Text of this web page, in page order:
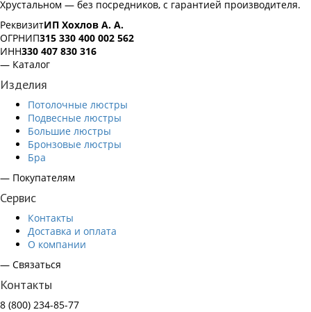
Хрустальном — без посредников, с гарантией производителя.
РеквизитИП Хохлов А. А.
ОГРНИП315 330 400 002 562
ИНН330 407 830 316
— Каталог
Изделия
Потолочные люстры
Подвесные люстры
Большие люстры
Бронзовые люстры
Бра
— Покупателям
Сервис
Контакты
Доставка и оплата
О компании
— Связаться
Контакты
8 (800) 234-85-77